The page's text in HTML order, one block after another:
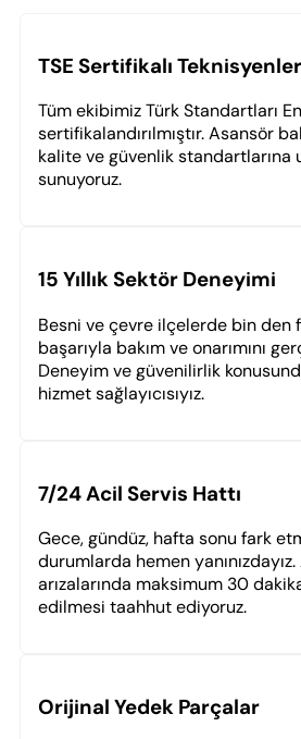
TSE Sertifikalı Teknisyenler
Tüm ekibimiz Türk Standartları
sertifikalandırılmıştır. Asansör
kalite ve güvenlik standartlarına
sunuyoruz.
15 Yıllık Sektör Deneyimi
Besni ve çevre ilçelerde bin den
başarıyla bakım ve onarımını
Deneyim ve güvenilirlik
hizmet sağlayıcısıyız.
7/24 Acil Servis Hattı
Gece, gündüz, hafta sonu fark
durumlarda hemen
arızalarında maksimum 30
edilmesi taahhut ediyoruz.
Orijinal Yedek Parçalar